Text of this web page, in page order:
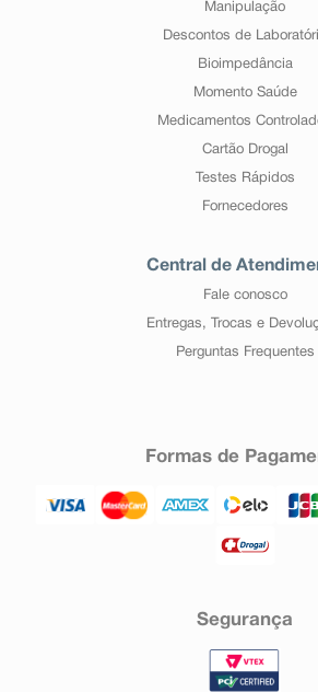
Manipulação
Descontos de
Bioimpedância
Momento Saúde
Medicamentos
Cartão Drogal
Testes Rápidos
Fornecedores
Central de
Fale conosco
Entregas, Trocas e
Perguntas Frequentes
Formas de
Segurança